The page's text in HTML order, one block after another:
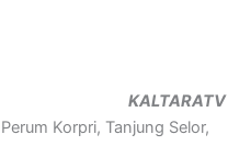
KALTARATV
Korpri, Tanjung Selor,